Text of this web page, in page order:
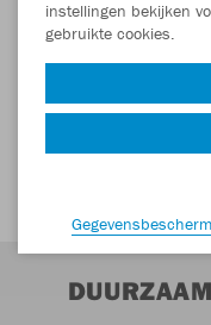
instellingen bekijken
gebruikte cookies.